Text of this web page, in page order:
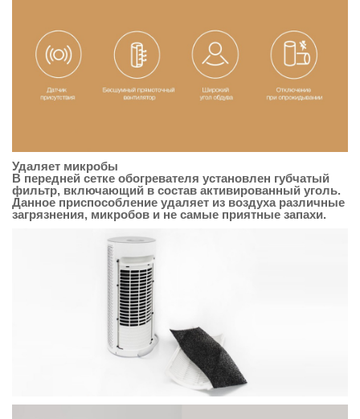
Удаляет микробы
В передней сетке обогревателя установлен губчатый
фильтр, включающий в состав активированный уголь.
Данное приспособление удаляет из воздуха различные
загрязнения, микробов и не самые приятные запахи.